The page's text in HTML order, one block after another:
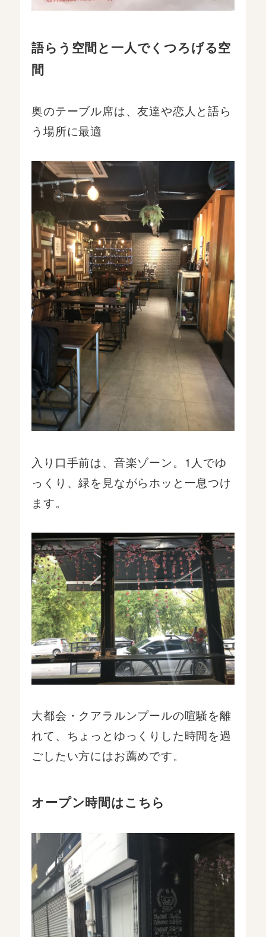
語らう空間と一人でくつろげる空
間
奥のテーブル席は、友達や恋人と語ら
う場所に最適
入り口手前は、音楽ゾーン。1人でゆ
っくり、緑を見ながらホッと一息つけ
ます。
大都会・クアラルンプールの喧騒を離
れて、ちょっとゆっくりした時間を過
ごしたい方にはお薦めです。
オープン時間はこちら